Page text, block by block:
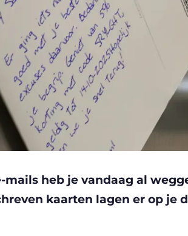
mails heb je vandaag al
kaarten lagen er op je